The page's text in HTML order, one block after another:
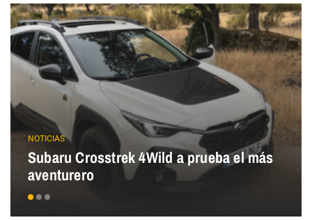
NOTICIAS
Subaru Crosstrek 4Wild a prueba el más
aventurero